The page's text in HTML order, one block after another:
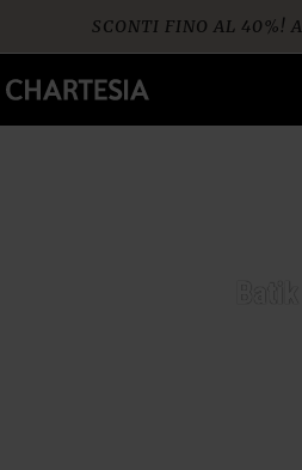
content
SCONTI FINO AL 40%!
Spedizione gratuita